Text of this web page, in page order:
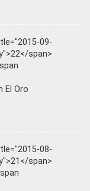
09-
span>
El Oro
08-
span>